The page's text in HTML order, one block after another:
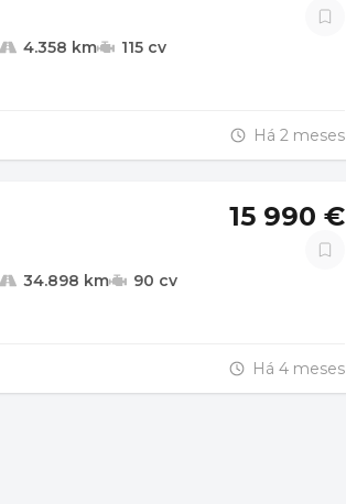
4.358 km 115 cv
Há 2 meses
15 990 €
34.898 km 90 cv
Há 4 meses